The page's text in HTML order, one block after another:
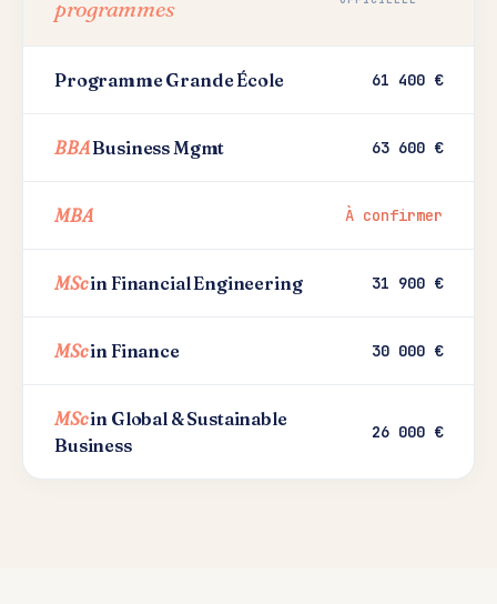
programmes
Programme Grande École 61 400 €
BBABusiness Mgmt 63 600 €
MBA À confirmer
MScin Financial Engineering 31 900 €
MScin Finance 30 000 €
MScin Global & Sustainable
Business
26 000 €